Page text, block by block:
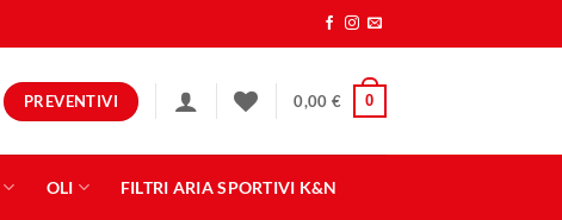
PREVENTIVI 0,00 € 0
OLI FILTRI ARIA SPORTIVI K&N